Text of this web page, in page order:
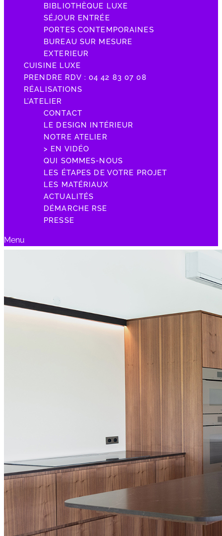
BIBLIOTHÈQUE LUXE
SÉJOUR ENTRÉE
PORTES CONTEMPORAINES
BUREAU SUR MESURE
EXTERIEUR
CUISINE LUXE
PRENDRE RDV : 04 42 83 07 08
RÉALISATIONS
L’ATELIER
CONTACT
LE DESIGN INTÉRIEUR
NOTRE ATELIER
> EN VIDÉO
QUI SOMMES-NOUS
LES ÉTAPES DE VOTRE PROJET
LES MATÉRIAUX
ACTUALITÉS
DÉMARCHE RSE
PRESSE
Menu